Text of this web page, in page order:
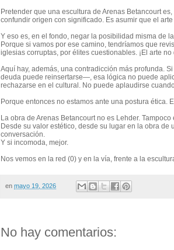
Pretender que una escultura de Arenas Betancourt
confundir origen con significado. Es asumir que el
Y eso es, en el fondo, negar la posibilidad misma de
Porque si vamos por ese camino, tendríamos que
iglesias corruptas, por élites cuestionables. ¡El arte
Aquí hay, además, una contradicción más profunda. Si
deuda puede reinsertarse—, esa lógica no puede
rechazarse en el cultural. No puede aplaudirse
Porque entonces no estamos ante una postura ética.
La obra de Arenas Betancourt no es Lehder.
Desde su valor estético, desde su lugar en la obra
conversación.
Y si incomoda, mejor.
Nos vemos en la red (0) y en la vía, frente a la
en mayo 19, 2026
No hay comentarios: